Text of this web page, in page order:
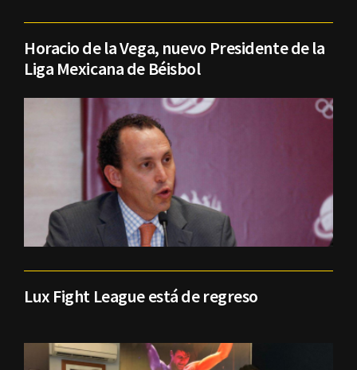
Horacio de la Vega, nuevo Presidente de la
Liga Mexicana de Béisbol
Lux Fight League está de regreso